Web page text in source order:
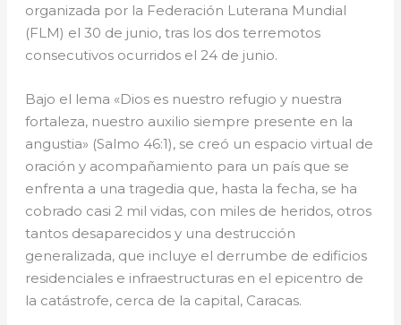
organizada por la Federación Luterana Mundial
(FLM) el 30 de junio, tras los dos terremotos
consecutivos ocurridos el 24 de junio.
Bajo el lema «Dios es nuestro refugio y nuestra
fortaleza, nuestro auxilio siempre presente en la
angustia» (Salmo 46:1), se creó un espacio virtual de
oración y acompañamiento para un país que se
enfrenta a una tragedia que, hasta la fecha, se ha
cobrado casi 2 mil vidas, con miles de heridos, otros
tantos desaparecidos y una destrucción
generalizada, que incluye el derrumbe de edificios
residenciales e infraestructuras en el epicentro de
la catástrofe, cerca de la capital, Caracas.